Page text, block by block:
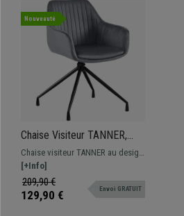
Nouveauté
Chaise Visiteur TANNER,
Structure Métallique,
Pivotante à 180º, Velours,
Gris
Chaise visiteur TANNER au design
moderne , disponible en
différentes couleurs et différents
revêtements.
[+Info]
209,90 €
129,90 € Envoi GRATUIT